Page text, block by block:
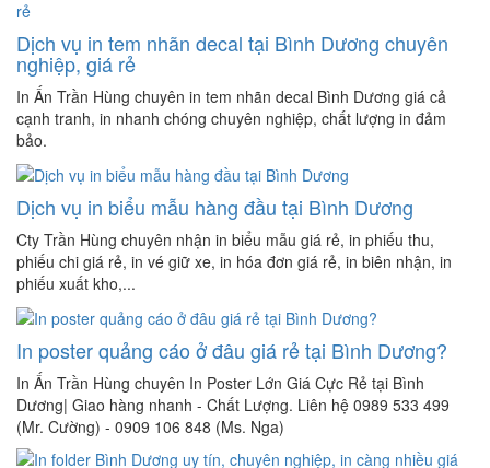
Dịch vụ in tem nhãn decal tại Bình Dương chuyên
nghiệp, giá rẻ
In Ấn Trần Hùng chuyên in tem nhãn decal Bình Dương giá cả
cạnh tranh, in nhanh chóng chuyên nghiệp, chất lượng in đảm
bảo.
Dịch vụ in biểu mẫu hàng đầu tại Bình Dương
Cty Trần Hùng chuyên nhận in biểu mẫu giá rẻ, in phiếu thu,
phiếu chi giá rẻ, in vé giữ xe, in hóa đơn giá rẻ, in biên nhận, in
phiếu xuất kho,...
In poster quảng cáo ở đâu giá rẻ tại Bình Dương?
In Ấn Trần Hùng chuyên In Poster Lớn Giá Cực Rẻ tại Bình
Dương| Giao hàng nhanh - Chất Lượng‎. Liên hệ 0989 533 499
(Mr. Cường) - 0909 106 848 (Ms. Nga)